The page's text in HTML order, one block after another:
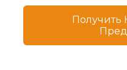
Получить